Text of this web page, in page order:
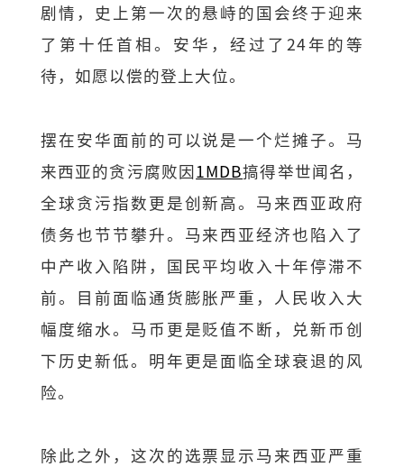
剧情，史上第一次的悬峙的国会终于迎来
了第十任首相。安华，经过了24年的等
待，如愿以偿的登上大位。
摆在安华面前的可以说是一个烂摊子。马
来西亚的贪污腐败因1MDB搞得举世闻名，
全球贪污指数更是创新高。马来西亚政府
债务也节节攀升。马来西亚经济也陷入了
中产收入陷阱，国民平均收入十年停滞不
前。目前面临通货膨胀严重，人民收入大
幅度缩水。马币更是贬值不断，兑新币创
下历史新低。明年更是面临全球衰退的风
险。
除此之外，这次的选票显示马来西亚严重